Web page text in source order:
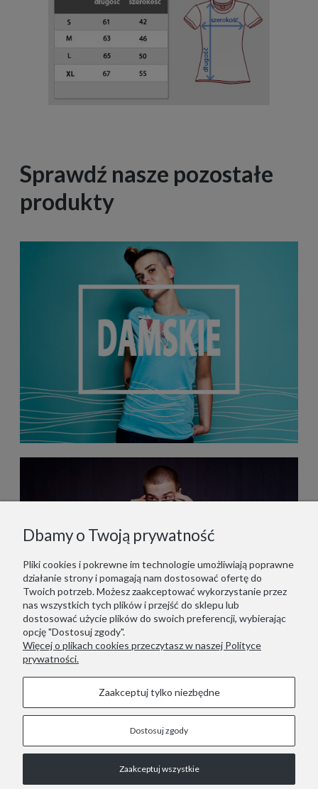
Sprawdź nasze pozostałe
produkty
STOPKA
COPYRIGHT © 2021 RED LIZARD.
Dbamy o Twoją prywatność
Pliki cookies i pokrewne im technologie umożliwiają poprawne
działanie strony i pomagają nam dostosować ofertę do
Twoich potrzeb. Możesz zaakceptować wykorzystanie przez
nas wszystkich tych plików i przejść do sklepu lub
dostosować użycie plików do swoich preferencji, wybierając
opcję "Dostosuj zgody".
Więcej o plikach cookies przeczytasz w naszej Polityce
prywatności.
Zaakceptuj tylko niezbędne
Dostosuj zgody
Zaakceptuj wszystkie